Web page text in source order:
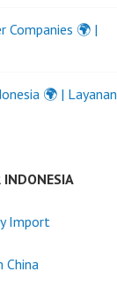
Companies 🌍 |
🌍 | Layanan
INDONESIA
Import
China